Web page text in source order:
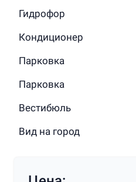
Гидрофор
Кондиционер
Парковка
Парковка
Вестибюль
Вид на город